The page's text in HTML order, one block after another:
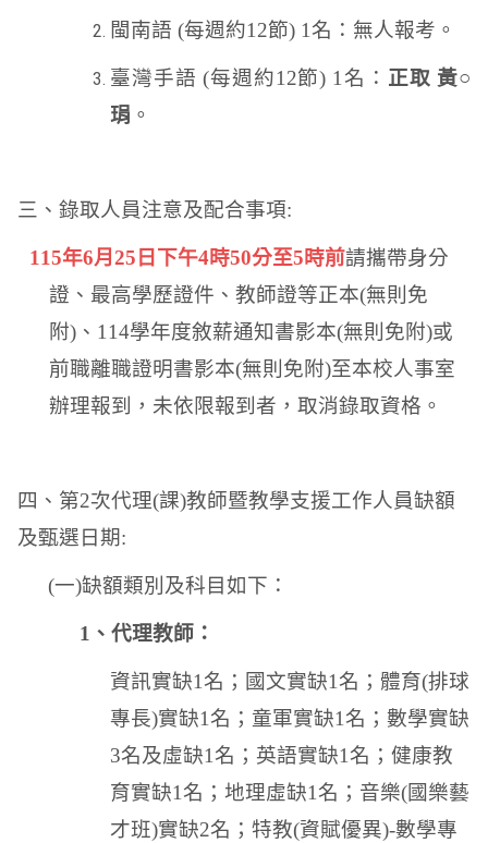
閩南語(每週約12節) 1 名：無人報考。
臺灣手語(每週約12節) 1 名： 正取 黃○
琄 。
三、錄取人員注意及配合事項:
115年6月 25 日下午4時50分至5時前請攜帶身分
證、最高學歷證件、教師證等正本(無則免
附)、 114學年度敘薪通知書影本(無則免附)或
前職離職證明書影本(無則免附)至本校人事室
辦理報到，未依限報到者，取消錄取資格。
四、第2次代理(課)教師暨教學支援工作人員缺額
及甄選日期:
(一)缺額類別及科目如下：
1 、代理教師：
資訊實缺1 名；國文實缺1 名；體育(排球
專長)實缺1 名；童軍實缺1 名；數學實缺
3名及虛缺1 名；英語實缺1 名；健康教
育實缺1 名；地理虛缺1 名；音樂(國樂藝
才班)實缺2名；特教(資賦優異)-數學專